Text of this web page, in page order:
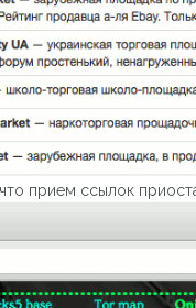
прием ссылок